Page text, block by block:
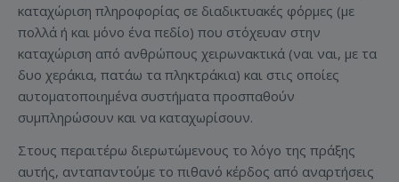
καταχώριση πληροφορίας σε διαδικτυακές φόρμες (με
πολλά ή και μόνο ένα πεδίο) που στόχευαν στην
καταχώριση από ανθρώπους χειρωνακτικά (ναι ναι, με τα
δυο χεράκια, πατάω τα πληκτράκια) και στις οποίες
αυτοματοποιημένα συστήματα προσπαθούν
συμπληρώσουν και να καταχωρίσουν.
Στους περαιτέρω διερωτώμενους το λόγο της πράξης
αυτής, ανταπαντούμε το πιθανό κέρδος από αναρτήσεις